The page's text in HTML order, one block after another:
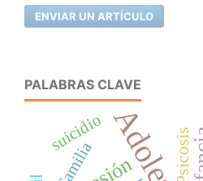
ENVIAR UN ARTÍCULO
PALABRAS CLAVE
Psicosis
Familia
suicidio